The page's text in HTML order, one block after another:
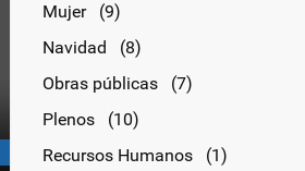
Mujer
(9)
Navidad
(8)
Obras públicas
(7)
Plenos
(10)
Recursos Humanos
(1)